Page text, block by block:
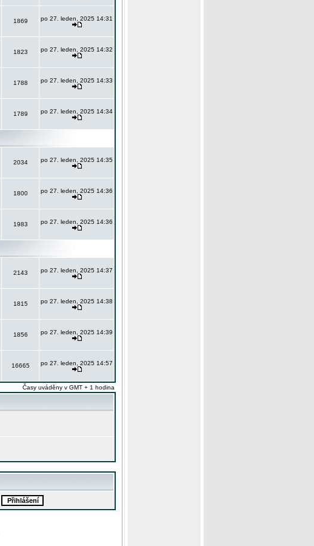
1869 po 27. leden, 2025 14:31
1823 po 27. leden, 2025 14:32
1788 po 27. leden, 2025 14:33
1789 po 27. leden, 2025 14:34
2034 po 27. leden, 2025 14:35
1800 po 27. leden, 2025 14:36
1983 po 27. leden, 2025 14:36
2143 po 27. leden, 2025 14:37
1815 po 27. leden, 2025 14:38
1856 po 27. leden, 2025 14:39
16665 po 27. leden, 2025 14:57
Časy uváděny v GMT + 1 hodina